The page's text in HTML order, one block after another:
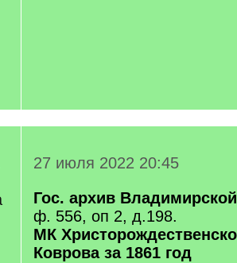
27 июля 2022 20:45
Гос. архив
ф. 556, оп 2, д.198.
МК
Коврова за 1861 год